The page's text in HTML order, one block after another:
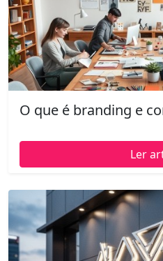
O que é branding e
Ler